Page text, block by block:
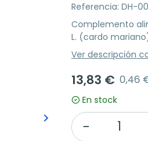
Siguiente
keyboard_arrow_right
Referencia: DH-
Complemento
L. (cardo
Ver descripción
13,83 € 0,46
En stock